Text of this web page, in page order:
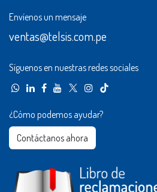
Envíenos un mensaje
ventas@telsis.com.pe
Síguenos en nuestras redes sociales
¿Cómo podemos ayudar?
Contáctanos ahora​​